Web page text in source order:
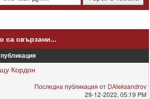
са свързани...
Кордон
Последна публикация от DAleksandrov
29-12-2022, 05:19 PM